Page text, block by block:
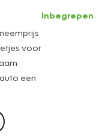
uw smartphone een
services
Nooit meer de
navigatiesysteem.
of koelt het
stuur van deze auto
het geluid te
voor
een
Inbegrepen